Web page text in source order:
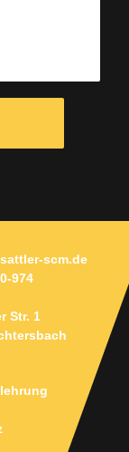
scm.de
974
Str. 1